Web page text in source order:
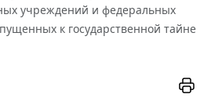
учреждений и федеральных
к государственной тайне